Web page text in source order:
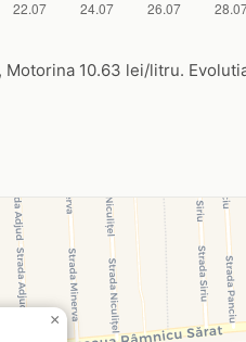
Motorina 10.63 lei/litru.
×